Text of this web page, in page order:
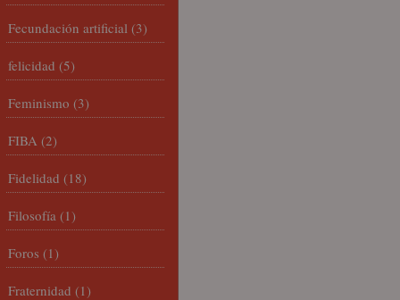
Fecundación artificial (3)
felicidad (5)
Feminismo (3)
FIBA (2)
Fidelidad (18)
Filosofía (1)
Foros (1)
Fraternidad (1)